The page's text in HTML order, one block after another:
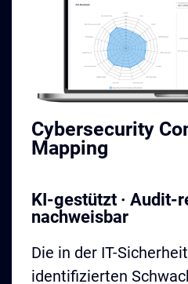
Cybersecurity
Mapping
KI-gestützt · Audit-
nachweisbar
Die in der IT-
identifizierten